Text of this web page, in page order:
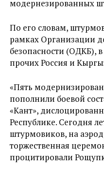
модернезированных
По его словам,
рамках Организации
безопасности (ОДКБ),
прочих Россия и
«Пять
пополнили боевой
«Кант»,
Республике. Сегодня
штурмовиков, на
торжественная
процитировали